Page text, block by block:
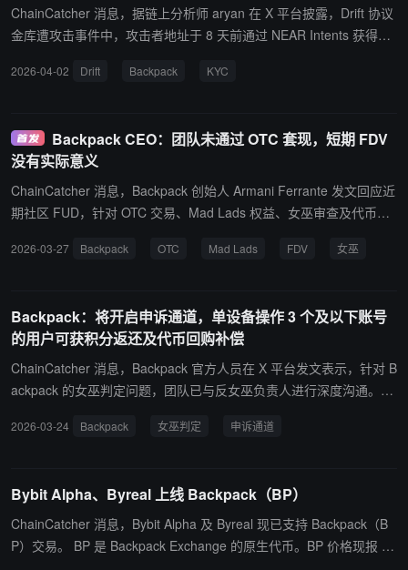
两人独立签名确认后方可视为审查完成。Checkpoint 涵盖 Aave V
3、V4、GHO 和 Aptos-v3 协议，包含 5 个自定义 Aave 治理技能和
ChainCatcher 消息，据链上分析师 aryan 在 X 平台披露，Drift 协议
金库遭攻击事件中，攻击者地址于 8 天前通过 NEAR Intents 获得资
移至多个洗钱地址，值得注意的是，这些洗钱地址均于昨日通过 Bac
过 Tornado Cash 获得资金。
2026-04-02 Drift Backpack KYC
Backpack CEO：团队未通过 OTC 套现，短期 FDV
没有实际意义
ChainCatcher 消息，Backpack 创始人 Armani Ferrante 发文回应近
期社区 FUD，针对 OTC 交易、Mad Lads 权益、女巫审查及代币价
代币来套现，其此前关于 OTC 的言论仅是帮助买家寻找代币。所有
或一周的 FDV 值并不具有实际意义，短期 FDV 并非核心衡量指标，
团队利益与代币成功深度绑定，若代币价格归零，团队将无法获得收
益。 针对女巫审查，其承认团队此前的处理方式过于机械，未充分考
量社区维度的复杂性，目前团队正在重新审查相关案例。目前该团队
2026-03-27 Backpack OTC Mad Lads FDV 女巫
Backpack：将开启申诉通道，单设备操作 3 个及以下账号
的用户可获积分返还及代币回购补偿
ChainCatcher 消息，Backpack 官方人员在 X 平台发文表示，针对 B
ackpack 的女巫判定问题，团队已与反女巫负责人进行深度沟通。由
响。 Armani 及核心团队准备立即开启申诉通道并设立“3 号准则”：
来几天内启动专项计划，通过在二级市场回购代币的方式，定向补偿
符合要求的用户。
2026-03-24 Backpack 女巫判定 申诉通道
Bybit Alpha、Byreal 上线 Backpack（BP）
ChainCatcher 消息，Bybit Alpha 及 Byreal 现已支持 Backpack（B
P）交易。 BP 是 Backpack Exchange 的原生代币。BP 价格现报 0.